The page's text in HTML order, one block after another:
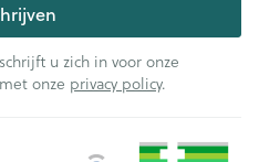
u zich in voor onze
onze privacy policy.